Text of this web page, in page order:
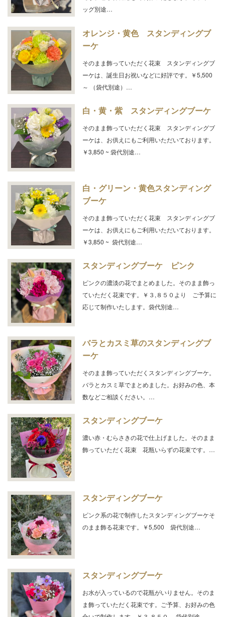
ッグ別途…
オレンジ・黄色 スタンディングブ
ーケ
そのまま飾っていただく花束 スタンディングブ
ーケは、誕生日お祝いなどに好評です。￥5,500
～ （袋代別途）…
白・黄・紫 スタンディングブーケ
そのまま飾っていただく花束 スタンディングブ
ーケは、お供えにもご利用いただいております。
￥3,850 ~ 袋代別途…
白・グリーン・黄色スタンディング
ブーケ
そのまま飾っていただく花束 スタンディングブ
ーケは、お供えにもご利用いただいております。
￥3,850 ~ 袋代別途…
スタンディングブーケ ピンク
ピンクの濃淡の花でまとめました。そのまま飾っ
ていただく花束です。￥３,８５０より ご予算に
応じて制作いたします。袋代別途…
バラとカスミ草のスタンディングブ
ーケ
そのまま飾っていただくスタンディングブーケ。
バラとカスミ草でまとめました。お好みの色、本
数などご相談ください。…
スタンディングブーケ
濃い赤・むらさきの花で仕上げました。そのまま
飾っていただく花束 花瓶いらずの花束です。…
スタンディングブーケ
ピンク系の花で制作したスタンディングブーケそ
のまま飾る花束です。￥5,500 袋代別途…
スタンディングブーケ
お水が入っているので花瓶がいりません。そのま
ま飾っていただく花束です。ご予算、お好みの色